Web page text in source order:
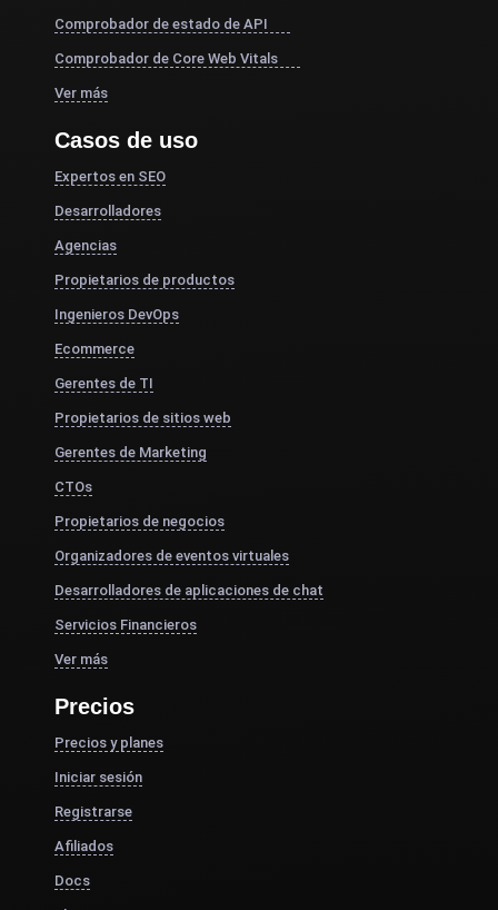
Comprobador de estado de API
Comprobador de Core Web Vitals
Ver más
Casos de uso
Expertos en SEO
Desarrolladores
Agencias
Propietarios de productos
Ingenieros DevOps
Ecommerce
Gerentes de TI
Propietarios de sitios web
Gerentes de Marketing
CTOs
Propietarios de negocios
Organizadores de eventos virtuales
Desarrolladores de aplicaciones de chat
Servicios Financieros
Ver más
Precios
Precios y planes
Iniciar sesión
Registrarse
Afiliados
Docs